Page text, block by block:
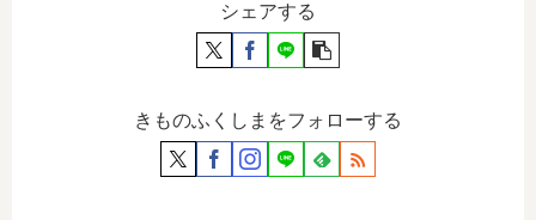
シェアする
きものふくしまをフォローする